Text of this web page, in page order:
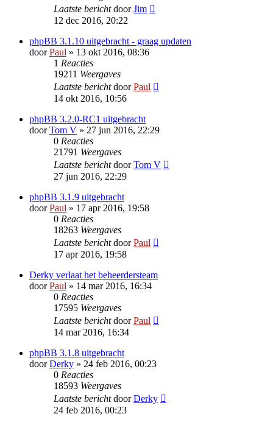
Laatste berichtdoorJim
12 dec 2016, 20:22
phpBB 3.1.10 uitgebracht - graag updaten
doorPaul » 13 okt 2016, 08:36
1 Reacties
19211 Weergaves
Laatste berichtdoorPaul
14 okt 2016, 10:56
phpBB 3.2.0-RC1 uitgebracht
doorTom V » 27 jun 2016, 22:29
0 Reacties
21791 Weergaves
Laatste berichtdoorTom V
27 jun 2016, 22:29
phpBB 3.1.9 uitgebracht
doorPaul » 17 apr 2016, 19:58
0 Reacties
18263 Weergaves
Laatste berichtdoorPaul
17 apr 2016, 19:58
Derky verlaat het beheerdersteam
doorPaul » 14 mar 2016, 16:34
0 Reacties
17595 Weergaves
Laatste berichtdoorPaul
14 mar 2016, 16:34
phpBB 3.1.8 uitgebracht
doorDerky » 24 feb 2016, 00:23
0 Reacties
18593 Weergaves
Laatste berichtdoorDerky
24 feb 2016, 00:23